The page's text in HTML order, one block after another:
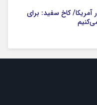
آمریکا/ کاخ سفید: برای